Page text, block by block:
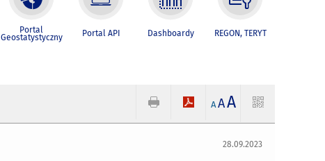
Portal
Geostatystyczny Portal API Dashboardy REGON, TERYT
A AA
28.09.2023